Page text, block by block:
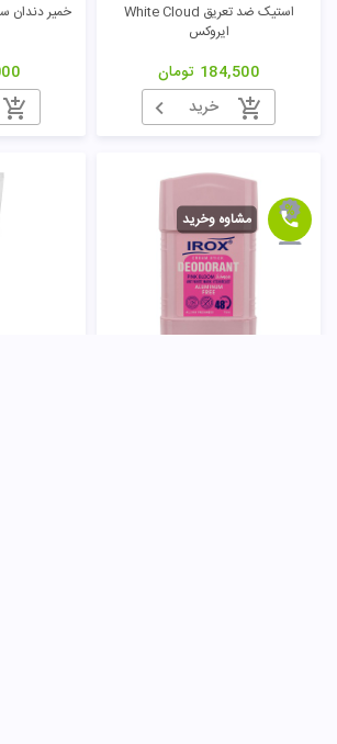
استیک ضد تعریق White Cloud
ایروکس
184,500 تومان
خرید
خمیر دندان
مشاوه وخرید